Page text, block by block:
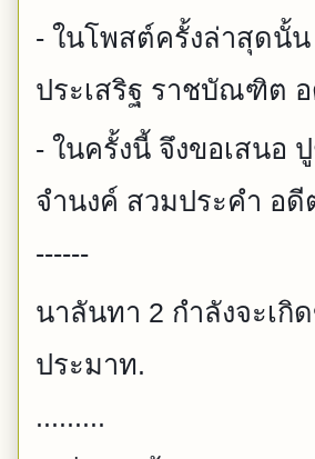
- ในโพสต์ครั้งล่าสุดนั้น
ประเสริฐ ราชบัณฑิต
- ในครั้งนี้ จึงขอเสนอ
จำนงค์ สวมประคำ อดี
------
นาลันทา 2 กำลังจะเกิ
ประมาท.
.........